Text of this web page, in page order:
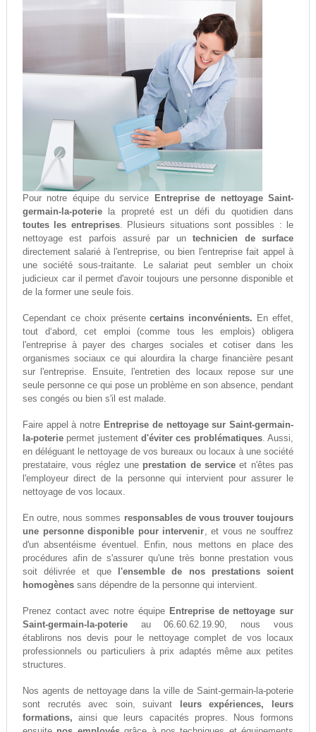
Pour notre équipe du service
Entreprise de nettoyage Saint-
germain-la-poteriela propreté est un défi du quotidien dans
toutes les entreprises. Plusieurs situations sont possibles : le
nettoyage est parfois assuré par untechnicien de surface
directement salarié à l'entreprise, ou bien l'entreprise fait appel à
une société sous-traitante. Le salariat peut sembler un choix
judicieux car il permet d'avoir toujours une personne disponible et
de la former une seule fois.
Cependant ce choix présentecertains inconvénients. En effet,
tout d‘abord, cet emploi (comme tous les emplois) obligera
l'entreprise à payer des charges sociales et cotiser dans les
organismes sociaux ce qui alourdira la charge financière pesant
sur l'entreprise. Ensuite, l'entretien des locaux repose sur une
seule personne ce qui pose un problème en son absence, pendant
ses congés ou bien s'il est malade.
Faire appel à notre Entreprise de nettoyage sur Saint-germain-
la-poteriepermet justement d'éviter ces problématiques. Aussi,
en déléguant le nettoyage de vos bureaux ou locaux à une société
prestataire, vous réglez une prestation de service et n'êtes pas
l'employeur direct de la personne qui intervient pour assurer le
nettoyage de vos locaux.
En outre, nous sommes responsables de vous trouver toujours
une personne disponible pour intervenir, et vous ne souffrez
d'un absentéisme éventuel. Enfin, nous mettons en place des
procédures afin de s'assurer qu'une très bonne prestation vous
soit délivrée et que
l'ensemble de nos prestations soient
homogènessans dépendre de la personne qui intervient.
Prenez contact avec notre équipe Entreprise de nettoyage sur
Saint-germain-la-poterieau 06.60.62.19.90, nous vous
établirons nos devis pour le nettoyage complet de vos locaux
professionnels ou particuliers à prix adaptés même aux petites
structures.
Nos agents de nettoyage dans la ville de Saint-germain-la-poterie
sont recrutés avec soin, suivant
leurs expériences, leurs
formations, ainsi que leurs capacités propres. Nous formons